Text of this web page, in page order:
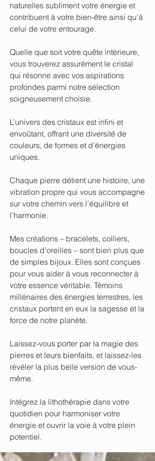
naturelles subliment votre énergie et
contribuent à votre bien-être ainsi qu’à
celui de votre entourage.
Quelle que soit votre quête intérieure,
vous trouverez assurément le cristal
qui résonne avec vos aspirations
profondes parmi notre sélection
soigneusement choisie.
L’univers des cristaux est infini et
envoûtant, offrant une diversité de
couleurs, de formes et d’énergies
uniques.
Chaque pierre détient une histoire, une
vibration propre qui vous accompagne
sur votre chemin vers l’équilibre et
l’harmonie.
Mes créations – bracelets, colliers,
boucles d’oreilles – sont bien plus que
de simples bijoux. Elles sont conçues
pour vous aider à vous reconnecter à
votre essence véritable. Témoins
millénaires des énergies terrestres, les
cristaux portent en eux la sagesse et la
force de notre planète.
Laissez-vous porter par la magie des
pierres et leurs bienfaits, et laissez-les
révéler la plus belle version de vous-
même.
Intégrez la lithothérapie dans votre
quotidien pour harmoniser votre
énergie et ouvrir la voie à votre plein
potentiel.